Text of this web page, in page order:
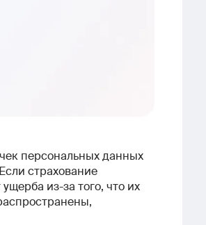
персональных данных
страхование
из-за того, что их